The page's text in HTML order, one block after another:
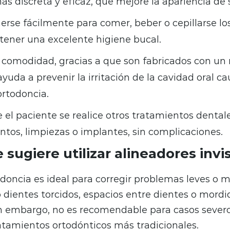
fácilmente para comer, beber o cepillarse
una excelente higiene bucal.
gracias a que son fabricados con
a prevenir la irritación de la cavidad oral
el paciente se realice otros tratamientos
limpiezas o implantes, sin complicaciones.
sugiere utilizar alineadores
es ideal para corregir problemas leves o
dientes torcidos, espacios entre dientes o
embargo, no es recomendable para casos
ortodónticos más tradicionales.